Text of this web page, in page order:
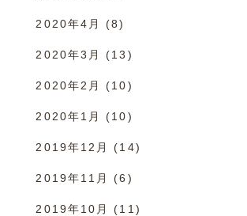
2020年4月 (8)
2020年3月 (13)
2020年2月 (10)
2020年1月 (10)
2019年12月 (14)
2019年11月 (6)
2019年10月 (11)